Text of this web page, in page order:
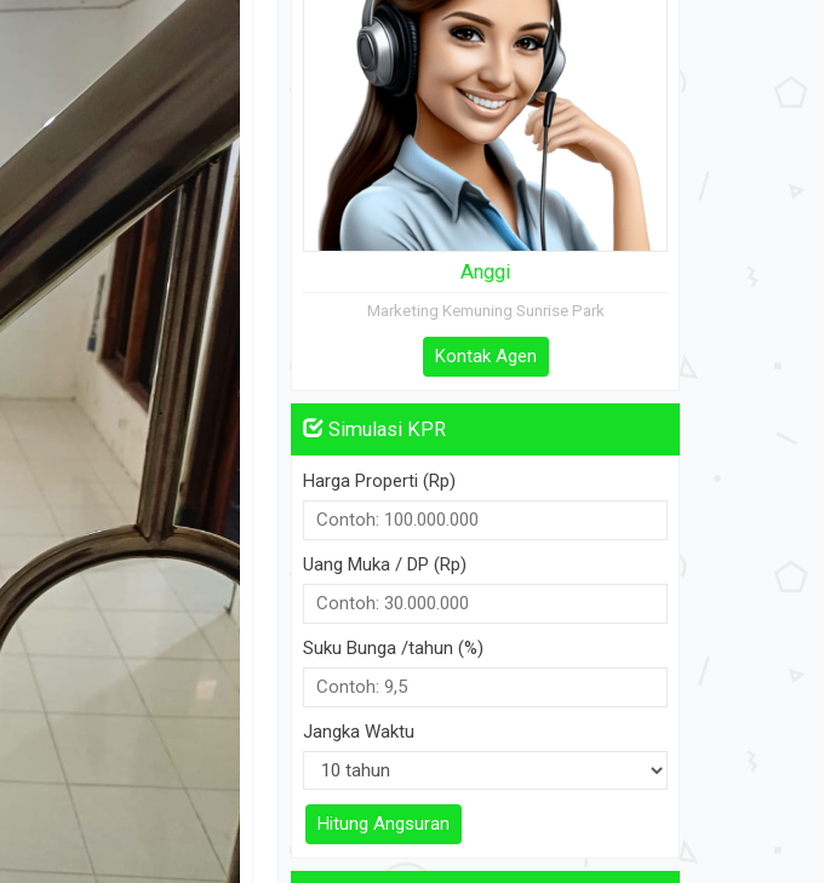
Anggi
Marketing Kemuning Sunrise Park
Kontak Agen
Simulasi KPR
Harga Properti (Rp)
Uang Muka / DP (Rp)
Suku Bunga /tahun (%)
Jangka Waktu
Hitung Angsuran